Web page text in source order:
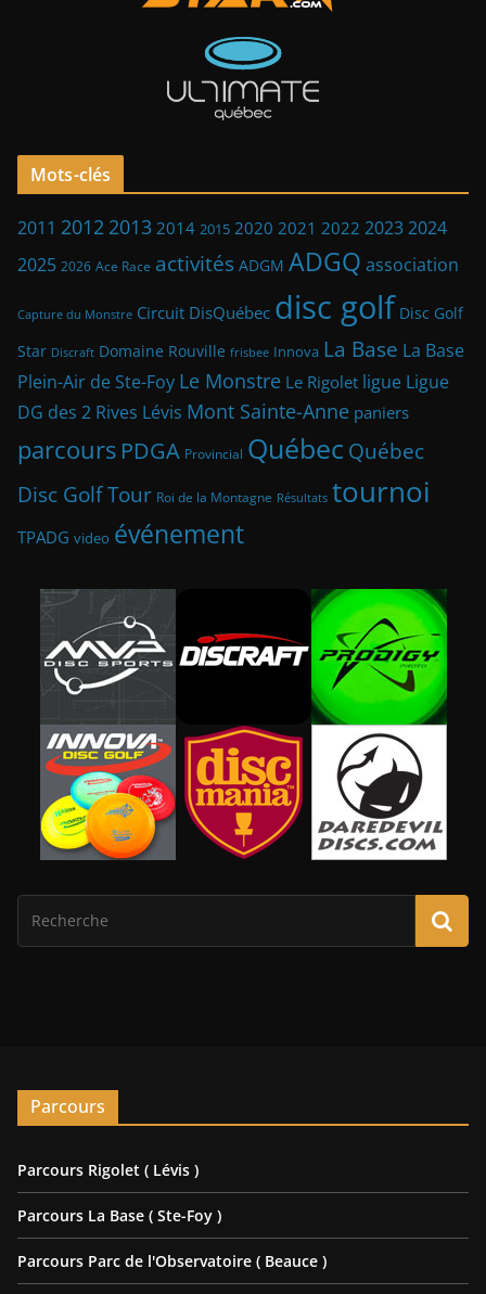
Mots-clés
2011 2012 2013 2014 2015 2020 2021 2022 20232024
2025 2026 Ace Race activités ADGM ADGQ association
Capture du Monstre Circuit DisQuébec disc golf Disc Golf
Star Discraft Domaine Rouville frisbee Innova La Base La Base
Plein-Air de Ste-Foy Le Monstre Le Rigolet ligue Ligue
DG des 2 Rives Lévis Mont Sainte-Anne paniers
parcours PDGA Provincial Québec Québec
Disc Golf Tour Roi de la Montagne Résultats tournoi
TPADG video événement
Parcours
Parcours Rigolet ( Lévis )
Parcours La Base ( Ste-Foy )
Parcours Parc de l'Observatoire ( Beauce )